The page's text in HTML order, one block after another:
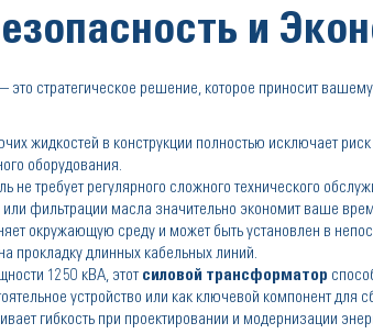
и
это стратегическое решение, которое приносит
жидкостей в конструкции полностью исключает
оборудования.
не требует регулярного сложного технического
фильтрации масла значительно экономит ваше
окружающую среду и может быть установлен в
прокладку длинных кабельных линий.
1250 кВА, этот силовой трансформатор
устройство или как ключевой компонент для
гибкость при проектировании и модернизации